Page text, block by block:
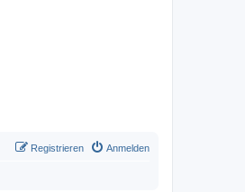
Anmelden
Registrieren